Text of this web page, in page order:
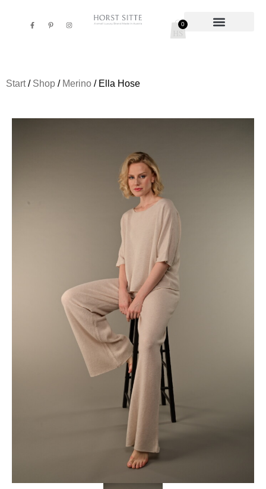
0
Start/ Shop / Merino / Ella Hose